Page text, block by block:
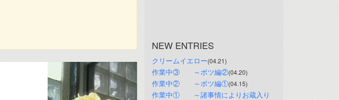
NEW ENTRIES
クリームイエロー(04.21)
作業中③　　～ボツ編②(04.20)
作業中②　　～ボツ編①(04.15)
作業中①　　～諸事情によりお蔵入り